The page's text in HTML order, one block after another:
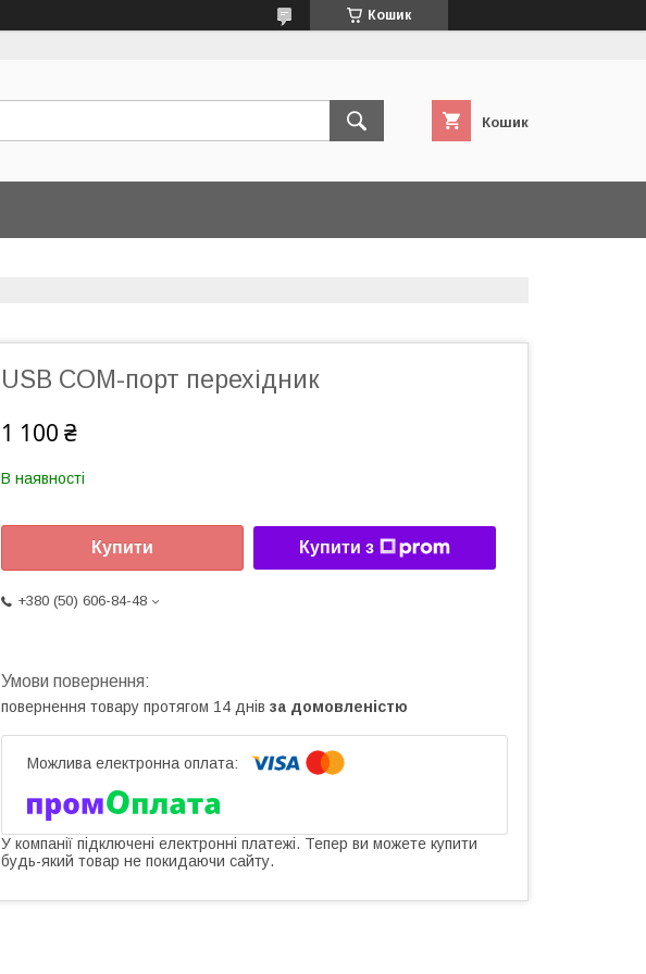
Кошик
Кошик
USB COM-порт перехідник
1 100 ₴
В наявності
Купити Купити з
+380 (50) 606-84-48
повернення товару протягом 14 днів за домовленістю
У компанії підключені електронні платежі. Тепер ви можете купити
будь-який товар не покидаючи сайту.